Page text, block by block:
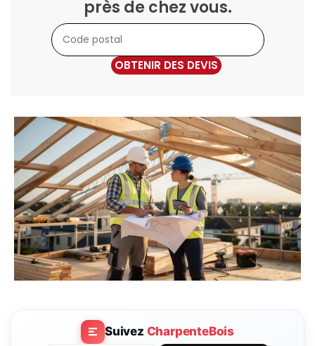
près de chez vous.
OBTENIR DES DEVIS
Suivez CharpenteBois